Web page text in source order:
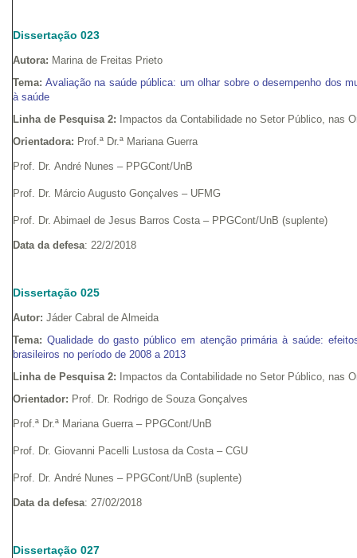
Dissertação 023
Autora: Marina de Freitas Prieto
Tema: Avaliação na saúde pública: um olhar sobre o desempenho dos
à saúde
Linha de Pesquisa 2: Impactos da Contabilidade no Setor Público, nas
Orientadora: Prof.ª Dr.ª Mariana Guerra
Prof. Dr. André Nunes – PPGCont/UnB
Prof. Dr. Márcio Augusto Gonçalves – UFMG
Prof. Dr. Abimael de Jesus Barros Costa – PPGCont/UnB (suplente)
Data da defesa: 22/2/2018
Dissertação 025
Autor: Jáder Cabral de Almeida
Tema: Qualidade do gasto público em atenção primária à saúde:
brasileiros no período de 2008 a 2013
Linha de Pesquisa 2: Impactos da Contabilidade no Setor Público, nas
Orientador: Prof. Dr. Rodrigo de Souza Gonçalves
Prof.ª Dr.ª Mariana Guerra – PPGCont/UnB
Prof. Dr. Giovanni Pacelli Lustosa da Costa – CGU
Prof. Dr. André Nunes – PPGCont/UnB (suplente)
Data da defesa: 27/02/2018
Dissertação 027